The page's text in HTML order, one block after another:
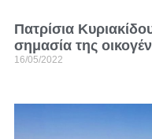
Πατρίσια
σημασία της
16/05/2022